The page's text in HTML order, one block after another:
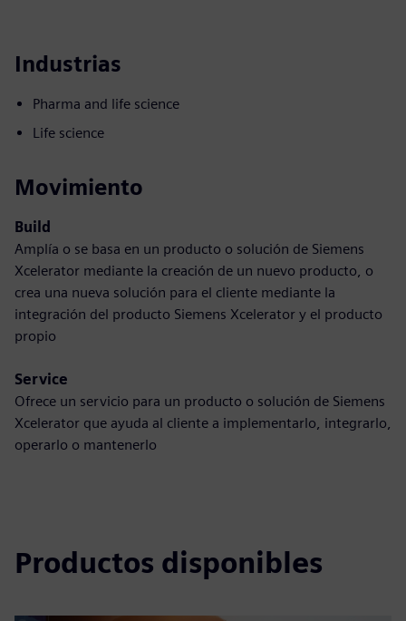
Industrias
Pharma and life science
Life science
Movimiento
Build
Amplía o se basa en un producto o solución de Siemens
Xcelerator mediante la creación de un nuevo producto, o
crea una nueva solución para el cliente mediante la
integración del producto Siemens Xcelerator y el producto
propio
Service
Ofrece un servicio para un producto o solución de Siemens
Xcelerator que ayuda al cliente a implementarlo, integrarlo,
operarlo o mantenerlo
Productos disponibles